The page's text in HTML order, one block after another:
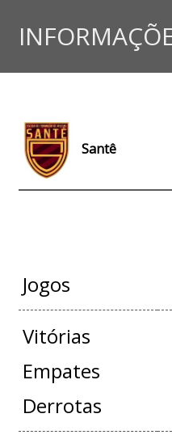
Santê
Jogos
Vitórias
Empates
Derrotas